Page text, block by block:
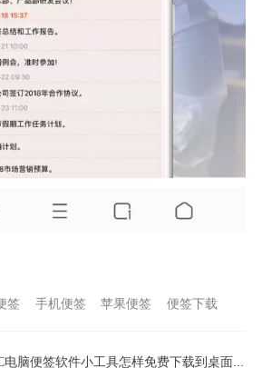
签 手机便签 苹果便签 便签下载
脑便签软件小工具怎样免费下载到桌面上？